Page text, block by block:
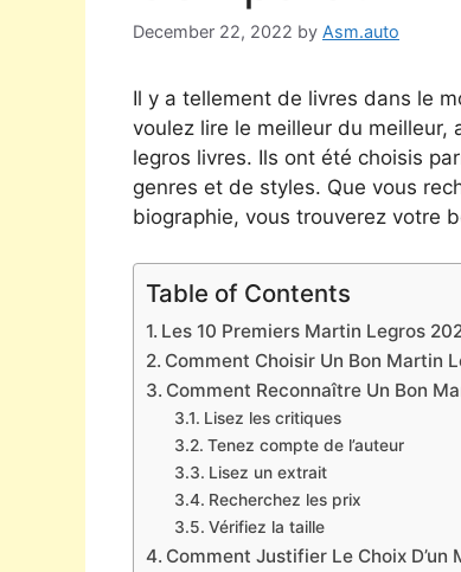
December 22, 2022 by Asm.auto
Il y a tellement de livres dans le
voulez lire le meilleur du
legros livres. Ils ont été choisis
genres et de styles. Que vous
biographie, vous trouverez votre
Table of Contents
Les 10 Premiers Martin Legros
Comment Choisir Un Bon Martin
Comment Reconnaître Un Bon
Lisez les critiques
Tenez compte de l’auteur
Lisez un extrait
Recherchez les prix
Vérifiez la taille
Comment Justifier Le Choix D’un